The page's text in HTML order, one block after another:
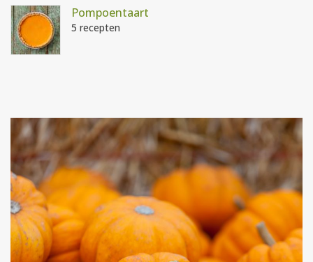
Pompoentaart
5 recepten